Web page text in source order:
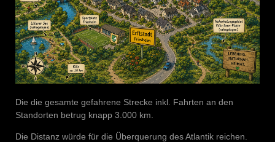
Die die gesamte gefahrene Strecke inkl. Fahrten an den
Standorten betrug knapp 3.000 km.
Die Distanz würde für die Überquerung des Atlantik reichen.